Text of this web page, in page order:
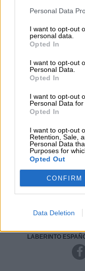
Personal Data
I want to opt-out
personal data.
Opted In
I want to opt-out
Personal Data.
Opted In
I want to opt-out
Personal Data for
Opted In
I want to opt-out
Retention, Sale,
Personal Data
Purposes for
Opted Out
CONFIRM
Data Deletion
Un Nuevo
Por Álvaro Frutos
Geopolítica de Crisis
Clara
mi pesadilla
Por María Pérez Herrero
LABERINTO